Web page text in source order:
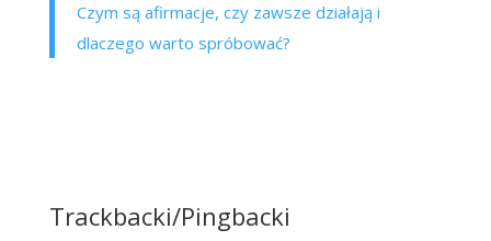
Czym są afirmacje, czy zawsze działają i
dlaczego warto spróbować?
Trackbacki/Pingbacki